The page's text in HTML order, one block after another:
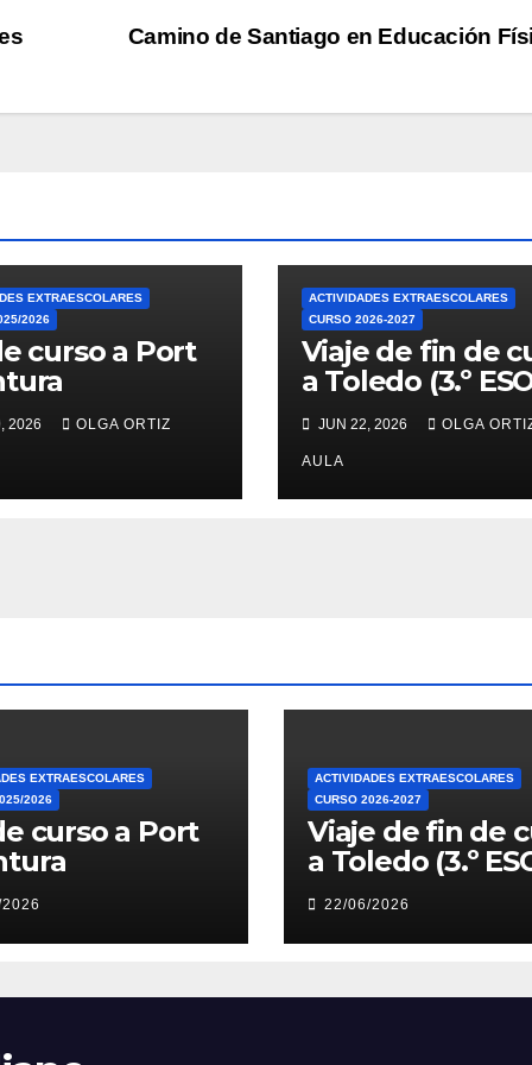
Camino de Santiago en Educación
EXTRAESCOLARES
2026
curso a Port
2026 OLGA ORTIZ
ACTIVIDADES EXTRAESCOLARES
CURSO 2026-2027
Viaje de fin de
a Toledo (3.º
JUN 22, 2026 OLGA
AULA
EXTRAESCOLARES
2026
curso a Port
ACTIVIDADES EXTRAESCOLARES
CURSO 2026-2027
Viaje de fin de
a Toledo (3.º
22/06/2026